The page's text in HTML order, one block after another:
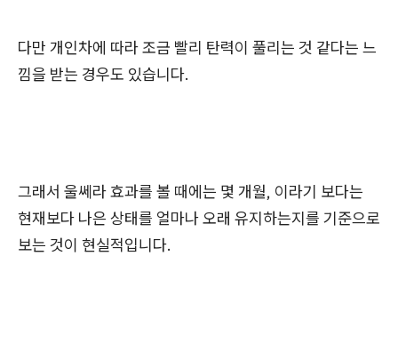
다만 개인차에 따라 조금 빨리 탄력이 풀리는 것 같다는 느
낌을 받는 경우도 있습니다.
그래서 울쎄라 효과를 볼 때에는 몇 개월, 이라기 보다는
현재보다 나은 상태를 얼마나 오래 유지하는지를 기준으로
보는 것이 현실적입니다.